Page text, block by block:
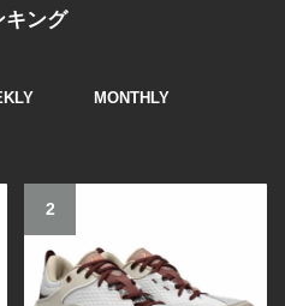
キング
MONTHLY
2